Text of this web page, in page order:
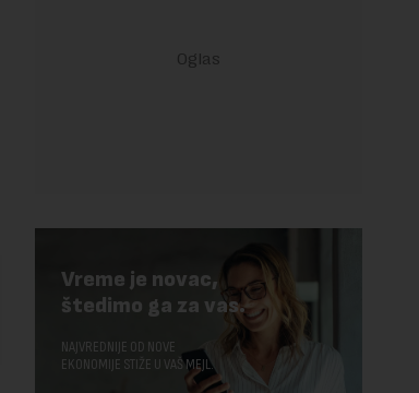
Vreme je novac,
štedimo ga za vas.
NAJVREDNIJE OD NOVE
EKONOMIJE STIŽE U VAŠ MEJL.